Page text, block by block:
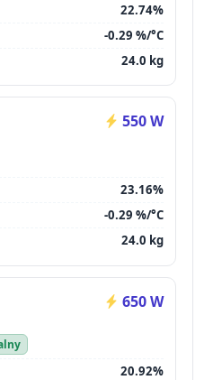
22.74%
-0.29 %/°C
24.0 kg
550 W
23.16%
-0.29 %/°C
24.0 kg
650 W
20.92%